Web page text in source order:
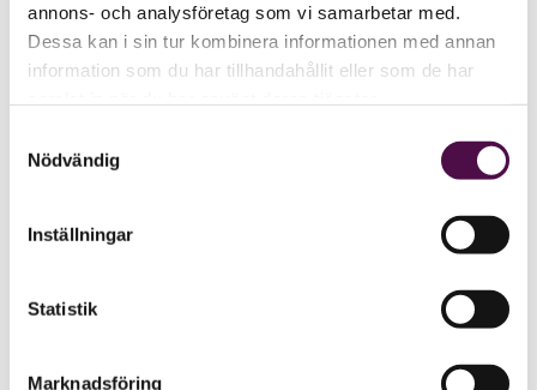
annons- och analysföretag som vi samarbetar med.
Dessa kan i sin tur kombinera informationen med annan
information som du har tillhandahållit eller som de har
Nödvändig
Inställningar
Statistik
Marknadsföring